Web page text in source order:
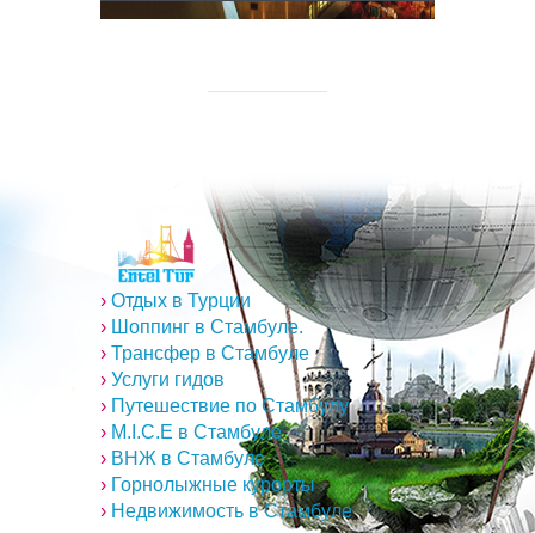
› Отдых в Турции
› Шоппинг в Стамбуле.
› Трансфер в Стамбуле
› Услуги гидов
› Путешествие по Стамбулу
› M.I.C.E в Стамбуле
› ВНЖ в Стамбуле
› Горнолыжные курорты
› Недвижимость в Стамбуле